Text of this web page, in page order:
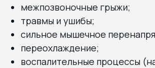
межпозвоночные грыжи;
травмы и ушибы;
сильное мышечное
переохлаждение;
воспалительные процессы